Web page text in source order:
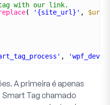
with our link.
( '{site_url}' , $url
,
A primeira é apenas
Smart Tag chamado